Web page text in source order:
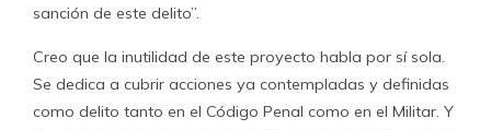
sanción de este delito”.
Creo que la inutilidad de este proyecto habla por sí sola.
Se dedica a cubrir acciones ya contempladas y definidas
como delito tanto en el Código Penal como en el Militar. Y